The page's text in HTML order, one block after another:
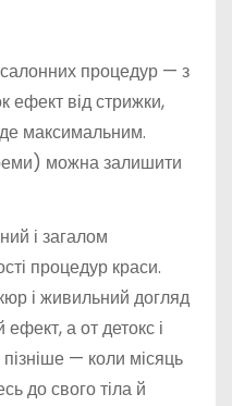
процедур — з
ефект від стрижки,
максимальним.
можна залишити
і загалом
процедур краси.
і живильний догляд
а от детокс і
— коли місяць
до свого тіла й